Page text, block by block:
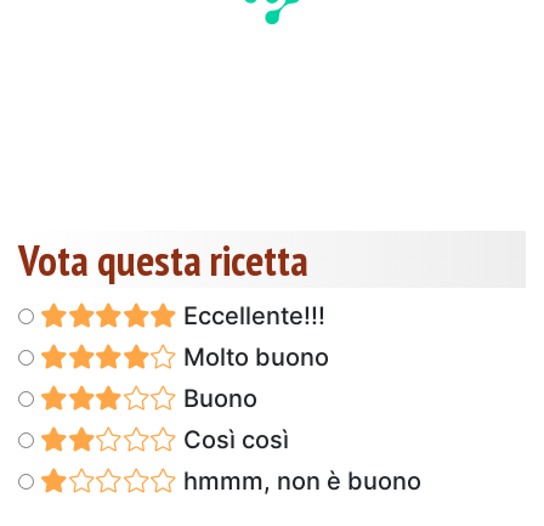
Vota questa ricetta
Eccellente!!!
Molto buono
Buono
Così così
hmmm, non è buono